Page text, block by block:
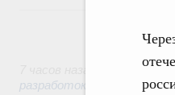
разработок